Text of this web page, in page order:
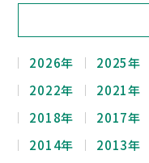
2026年 2025年
2022年
2021年
2018年
2017年
2014年
2013年